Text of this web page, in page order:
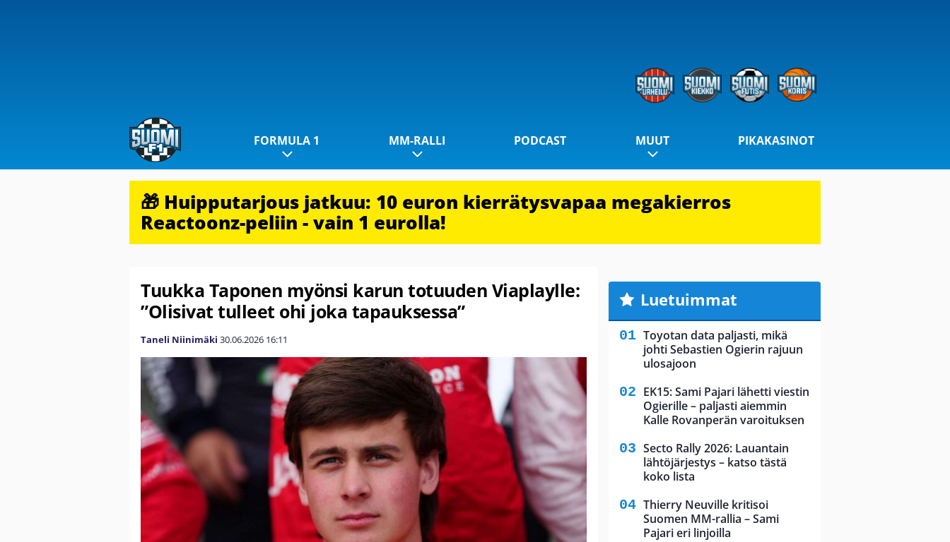
FORMULA 1 MM-RALLI PODCAST MUUT PIKAKASINOT
🎁 Huipputarjous jatkuu: 10 euron kierrätysvapaa megakierros
Reactoonz-peliin - vain 1 eurolla!
Tuukka Taponen myönsi karun totuuden Viaplaylle:
”Olisivat tulleet ohi joka tapauksessa”
Taneli Niinimäki 30.06.2026 16:11
Luetuimmat
Toyotan data paljasti, mikä
johti Sebastien Ogierin rajuun
ulosajoon
EK15: Sami Pajari lähetti viestin
Ogierille – paljasti aiemmin
Kalle Rovanperän varoituksen
Secto Rally 2026: Lauantain
lähtöjärjestys – katso tästä
koko lista
Thierry Neuville kritisoi
Suomen MM-rallia – Sami
Pajari eri linjoilla